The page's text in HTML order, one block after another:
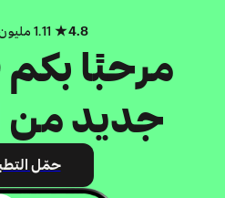
4.8
مرحبًا
جديد من
حمّل